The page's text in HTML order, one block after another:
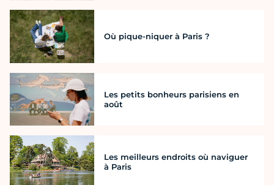
Où pique-niquer à Paris ?
Les petits bonheurs parisiens en
août
Les meilleurs endroits où naviguer
à Paris